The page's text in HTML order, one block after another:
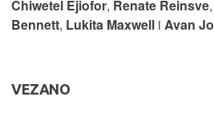
Chiwetel Ejiofor, Renate Reinsve,
Bennett, Lukita Maxwell i Avan
VEZANO